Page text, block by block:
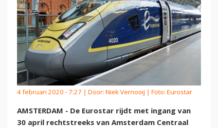
4 februari 2020 - 7:27 | Door: Niek Vernooij | Foto: Eurostar
AMSTERDAM - De Eurostar rijdt met ingang van
30 april rechtstreeks van Amsterdam Centraal